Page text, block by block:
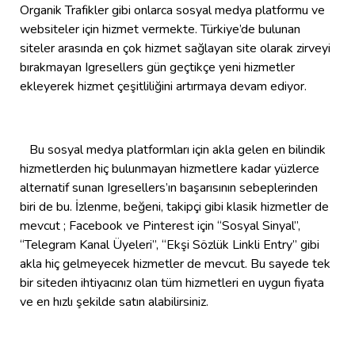
Organik Trafikler gibi onlarca sosyal medya platformu ve
websiteler için hizmet vermekte. Türkiye’de bulunan
siteler arasında en çok hizmet sağlayan site olarak zirveyi
bırakmayan Igresellers gün geçtikçe yeni hizmetler
ekleyerek hizmet çeşitliliğini artırmaya devam ediyor.
Bu sosyal medya platformları için akla gelen en bilindik
hizmetlerden hiç bulunmayan hizmetlere kadar yüzlerce
alternatif sunan Igresellers’ın başarısının sebeplerinden
biri de bu. İzlenme, beğeni, takipçi gibi klasik hizmetler de
mevcut ; Facebook ve Pinterest için “Sosyal Sinyal”,
“Telegram Kanal Üyeleri”, “Ekşi Sözlük Linkli Entry” gibi
akla hiç gelmeyecek hizmetler de mevcut. Bu sayede tek
bir siteden ihtiyacınız olan tüm hizmetleri en uygun fiyata
ve en hızlı şekilde satın alabilirsiniz.